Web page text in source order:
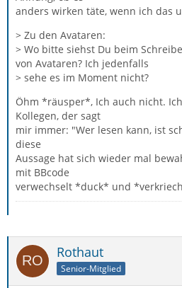
anders wirken täte, wenn ich das
> Zu den Avataren:
> Wo bitte siehst Du beim
von Avataren? Ich jedenfalls
> sehe es im Moment nicht?
Öhm *räusper*, Ich auch nicht.
Kollegen, der sagt
mir immer: "Wer lesen kann, ist
diese
Aussage hat sich wieder mal
mit BBcode
verwechselt *duck* und
Rothaut
Senior-Mitglied